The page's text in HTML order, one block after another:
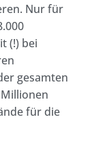
Nur für
(!) bei
gesamten
für die